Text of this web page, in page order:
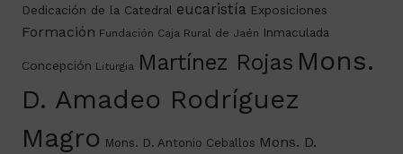
Dedicación de la Catedral eucaristía Exposiciones
Formación Fundación Caja Rural de Jaén Inmaculada
Concepción Liturgia Martínez Rojas Mons.
D. Amadeo Rodríguez
Magro Mons. D. Antonio Ceballos Mons. D.